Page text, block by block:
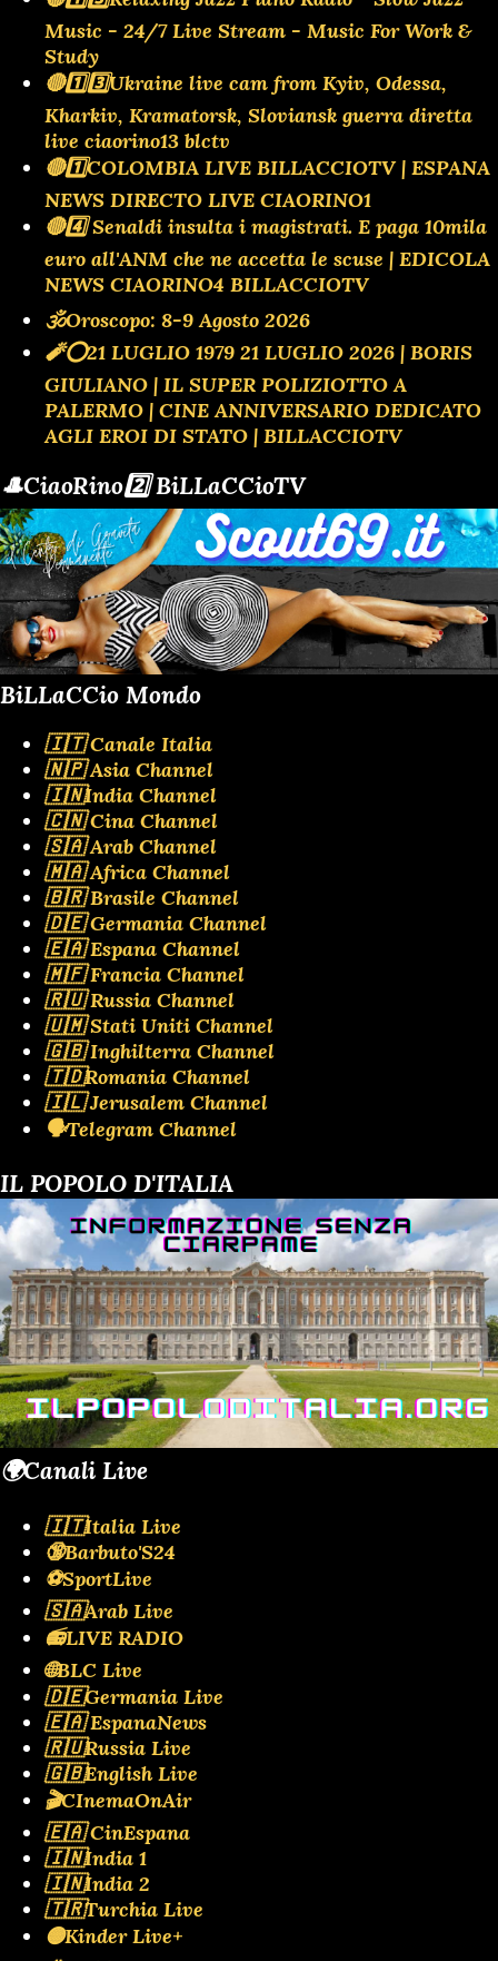
Music - 24/7 Live Stream - Music For Work &
Study
🔴1️⃣3️⃣Ukraine live cam from Kyiv, Odessa,
Kharkiv, Kramatorsk, Sloviansk guerra diretta
live ciaorino13 blctv
🔴1️⃣COLOMBIA LIVE BILLACCIOTV | ESPANA
NEWS DIRECTO LIVE CIAORINO1
🔴4️⃣ Senaldi insulta i magistrati. E paga 10mila
euro all'ANM che ne accetta le scuse | EDICOLA
NEWS CIAORINO4 BILLACCIOTV
🕉Oroscopo: 8-9 Agosto 2026
🧨⭕️21 LUGLIO 1979 21 LUGLIO 2026 | BORIS
GIULIANO | IL SUPER POLIZIOTTO A
PALERMO | CINE ANNIVERSARIO DEDICATO
AGLI EROI DI STATO | BILLACCIOTV
🎩CiaoRino2️⃣ BiLLaCCioTV
BiLLaCCio Mondo
🇮🇹 Canale Italia
🇳🇵 Asia Channel
🇮🇳India Channel
🇨🇳 Cina Channel
🇸🇦 Arab Channel
🇲🇦 Africa Channel
🇧🇷 Brasile Channel
🇩🇪 Germania Channel
🇪🇦 Espana Channel
🇲🇫 Francia Channel
🇷🇺 Russia Channel
🇺🇲 Stati Uniti Channel
🇬🇧 Inghilterra Channel
🇹🇩Romania Channel
🇮🇱 Jerusalem Channel
🗣️Telegram Channel
IL POPOLO D'ITALIA
🌍Canali Live
🇮🇹Italia Live
🔞Barbuto'S24
⚽SportLive
🇸🇦Arab Live
📻LIVE RADIO
🌐BLC Live
🇩🇪Germania Live
🇪🇦 EspanaNews
🇷🇺Russia Live
🇬🇧English Live
🎬CInemaOnAir
🇪🇦 CinEspana
🇮🇳India 1
🇮🇳India 2
🇹🇷Turchia Live
🟡Kinder Live+